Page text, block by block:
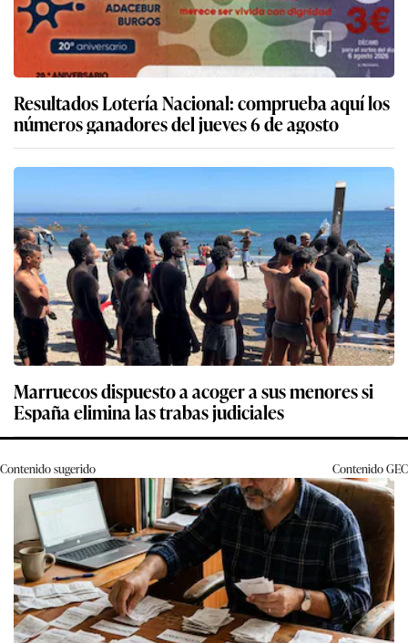
Resultados Lotería Nacional: comprueba aquí los
números ganadores del jueves 6 de agosto
Marruecos dispuesto a acoger a sus menores si
España elimina las trabas judiciales
Contenido sugerido ContenidoGEC